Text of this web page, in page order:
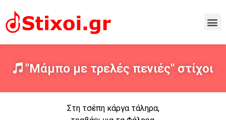
"Μάμπο με τρελές πενιές" στίχοι
Στη τσέπη κάργα τάληρα,